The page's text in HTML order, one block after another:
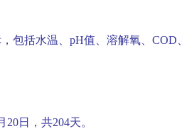
包括水温、 pH值、溶解氧、 COD
20日，共204天。